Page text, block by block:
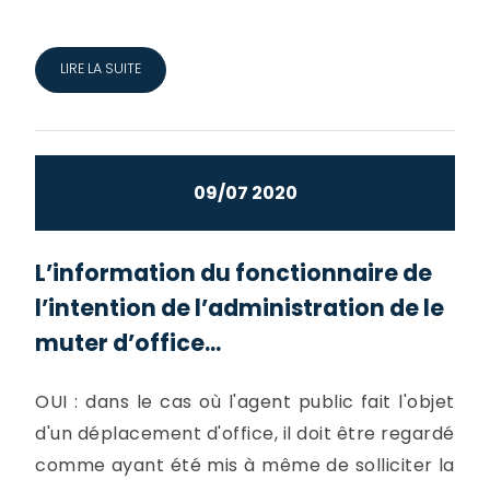
LIRE LA SUITE
09/07 2020
L’information du fonctionnaire de
l’intention de l’administration de le
muter d’office...
OUI : dans le cas où l'agent public fait l'objet
d'un déplacement d'office, il doit être regardé
comme ayant été mis à même de solliciter la